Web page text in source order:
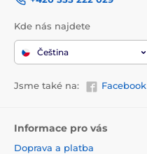
Kde nás najdete
Čeština
Jsme také na: Facebook
Informace pro vás
Doprava a platba